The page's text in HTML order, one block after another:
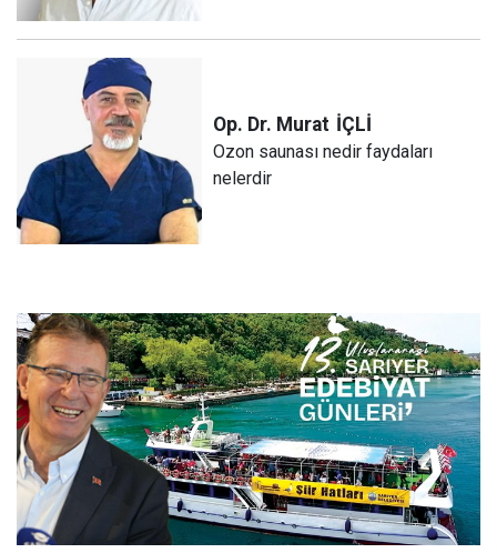
Op. Dr. Murat İÇLİ
Ozon saunası nedir faydaları
nelerdir